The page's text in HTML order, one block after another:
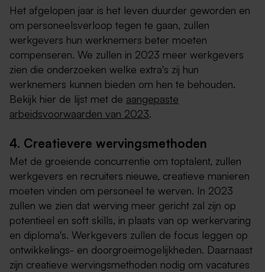
Het afgelopen jaar is het leven duurder geworden en
om personeelsverloop tegen te gaan, zullen
werkgevers hun werknemers beter moeten
compenseren. We zullen in 2023 meer werkgevers
zien die onderzoeken welke extra's zij hun
werknemers kunnen bieden om hen te behouden.
Bekijk hier de lijst met de aangepaste
arbeidsvoorwaarden van 2023.
4. Creatievere wervingsmethoden
Met de groeiende concurrentie om toptalent, zullen
werkgevers en recruiters nieuwe, creatieve manieren
moeten vinden om personeel te werven. In 2023
zullen we zien dat werving meer gericht zal zijn op
potentieel en soft skills, in plaats van op werkervaring
en diploma's. Werkgevers zullen de focus leggen op
ontwikkelings- en doorgroeimogelijkheden. Daarnaast
zijn creatieve wervingsmethoden nodig om vacatures